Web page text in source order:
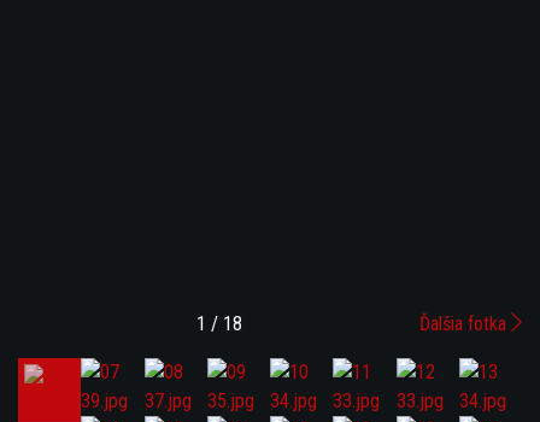
1 / 18 Ďalšia fotka